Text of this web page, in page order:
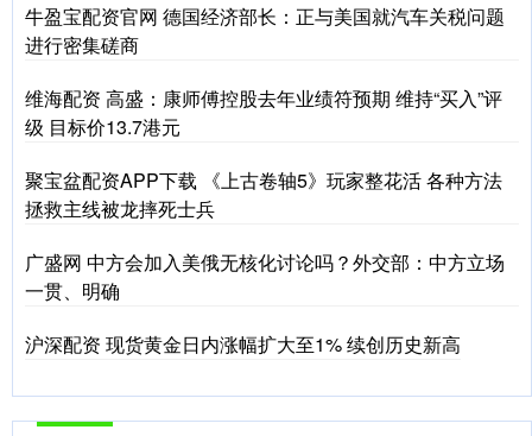
牛盈宝配资官网 德国经济部长：正与美国就汽车关税问题
进行密集磋商
维海配资 高盛：康师傅控股去年业绩符预期 维持“买入”评
级 目标价13.7港元
聚宝盆配资APP下载 《上古卷轴5》玩家整花活 各种方法
拯救主线被龙摔死士兵
广盛网 中方会加入美俄无核化讨论吗？外交部：中方立场
一贯、明确
沪深配资 现货黄金日内涨幅扩大至1% 续创历史新高